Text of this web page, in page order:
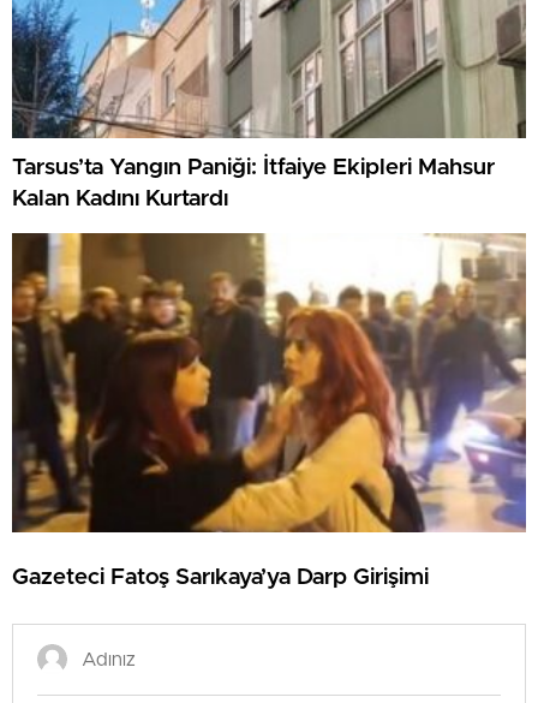
Tarsus’ta Yangın Paniği: İtfaiye Ekipleri Mahsur
Kalan Kadını Kurtardı
Gazeteci Fatoş Sarıkaya’ya Darp Girişimi